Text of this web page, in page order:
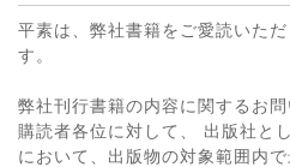
平素は、弊社書籍をご愛読いた
す。
弊社刊行書籍の内容に関するお
購読者各位に対して、 出版社と
において、出版物の対象範囲内